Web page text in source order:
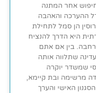
אחר המתנה
ההערכה והאהבה
הן סמל לתחילת
היא הדרך להנציח
בין אם אתם
שתלווה אותה
שמשדר יוקרה
מרשימה ובת קיימא,
האישי והערך